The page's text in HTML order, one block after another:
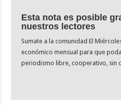
Esta nota es posible
nuestros lectores
Sumate a la comunidad El
económico mensual para que
periodismo libre, cooperativo, sin